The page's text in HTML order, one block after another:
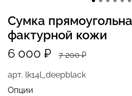
арт. lk14l_deepblack
Сумка
фактурной кожи
6 000 ₽
7 200 ₽
Опции